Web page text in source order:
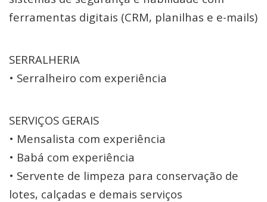
ferramentas digitais (CRM, planilhas e e-mails)
SERRALHERIA
• Serralheiro com experiência
SERVIÇOS GERAIS
• Mensalista com experiência
• Babá com experiência
• Servente de limpeza para conservação de
lotes, calçadas e demais serviços